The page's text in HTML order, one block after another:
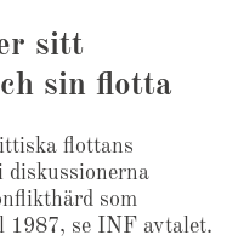
sitt
sin flotta
flottans
diskussionerna
som
1987, se INF avtalet.